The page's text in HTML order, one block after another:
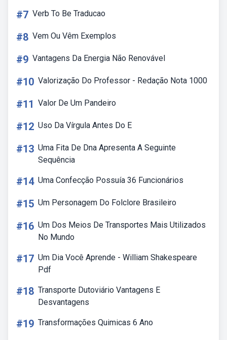
#7 Verb To Be Traducao
#8 Vem Ou Vêm Exemplos
#9 Vantagens Da Energia Não Renovável
#10 Valorização Do Professor - Redação Nota 1000
#11 Valor De Um Pandeiro
#12 Uso Da Vírgula Antes Do E
#13 Uma Fita De Dna Apresenta A Seguinte
Sequência
#14 Uma Confecção Possuía 36 Funcionários
#15 Um Personagem Do Folclore Brasileiro
#16 Um Dos Meios De Transportes Mais Utilizados
No Mundo
#17 Um Dia Você Aprende - William Shakespeare
Pdf
#18 Transporte Dutoviário Vantagens E
Desvantagens
#19 Transformações Quimicas 6 Ano